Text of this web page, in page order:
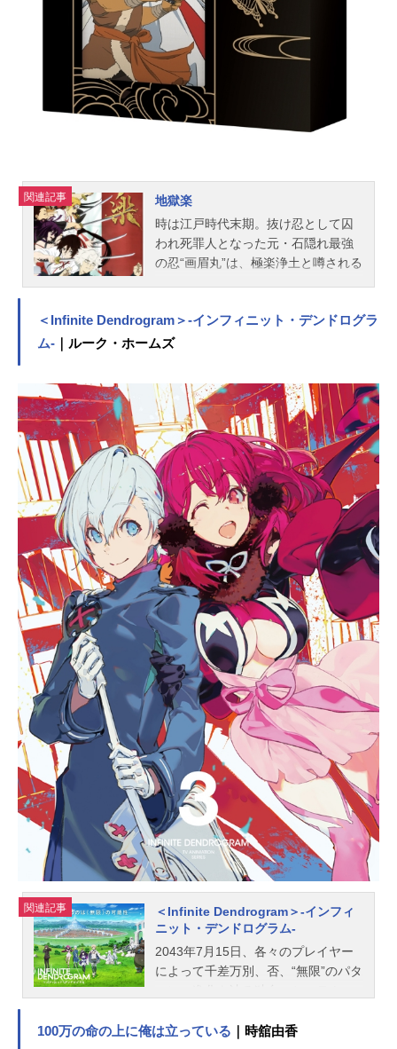
キー☆サブウェイ』公式サイト『銀
河特急ミルキー☆サブウェイ』公式X
（Twitter） 「銀河特急ミルキー☆サ
ブウェイ」のグッズを探す動画配信
情報【PR】※本ページは動画配信サ
ービスのプロモーションが含まれて
います。※詳細や最新の配信情報は
関連記事
地獄楽
時は江戸時代末期。抜け忍として囚
われ死罪人となった元・石隠れ最強
の忍“画眉丸”は、極楽浄土と噂される
れる。画眉丸は最愛の妻と再会する
ため、打ち首執行人“山田浅ェ門佐
佐切に立ち塞がったのは、同じく仙
薬を求める死罪人たち。そして、島
に潜む未知の生物、人工的で不気味
な石像、島を統べる仙人たち......謎多
き島で、果たして画眉丸は仙薬を見
つけ出し、生きて帰ることが出来る
のか——!?作品名地獄楽放送形態TV
アニメスケジュール2023年4月1日
（土）～2023年7月1日（土）テレビ
東京ほか話数全13話キャスト画眉
丸：小林千晃山田浅ェ門佐切：花守
ゆみり亜左弔兵衛：木村良平山田浅
ェ門桐馬：小野賢章杠：高橋李依民
谷巌鉄斎：稲田徹山田浅ェ門付知：
市川蒼山田浅ェ門士遠：小林親弘山
田浅ェ門典坐：小林裕介ヌルガイ：
小市眞琴山田浅ェ門仙汰：山下大輝
山田浅ェ門衛善：古川慎山田浅ェ門
期聖：土岐隼一山田浅ェ門源嗣：ボ
ルケーノ太田天仙：諏訪部順一 甲
斐田裕子メイ：小原好美スタッフ原
作：賀来ゆうじ『地獄楽』(集英社ジ
ャンプコミックス刊全13巻)監...
＜Infinite Dendrogram＞-インフィニット・デンドログラ
ム- ｜ルーク・ホームズ
関連記事
＜Infinite Dendrogram＞-インフィ
ニット・デンドログラム-
2043年7月15日、各々のプレイヤー
によって千差万別、否、“無限”のパタ
MO＜InfiniteDendrogram＞が発売さ
100万の命の上に俺は立っている ｜時舘由香